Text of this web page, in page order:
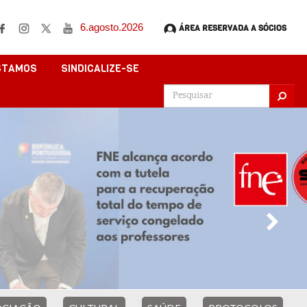
6.agosto.2026 ÁREA RESERVADA A SÓCIOS
SINDICALIZE-SE